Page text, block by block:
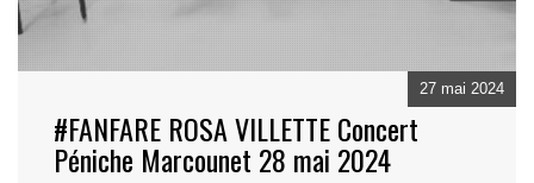
#FANFARE ROSA VILLETTE Concert
Péniche Marcounet 28 mai 2024
27 mai 2024